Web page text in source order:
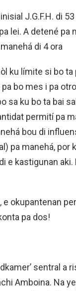
J.G.F.H. di 53
lei. A detené pa
di 4 ora
ku límite si bo ta
bo mes i pa
sa ku bo ta bai
permití pa
bou di
pa manehá, por
e kastigunan aki.
okupantenan
pa dos!
sentral a
Amboina. Na